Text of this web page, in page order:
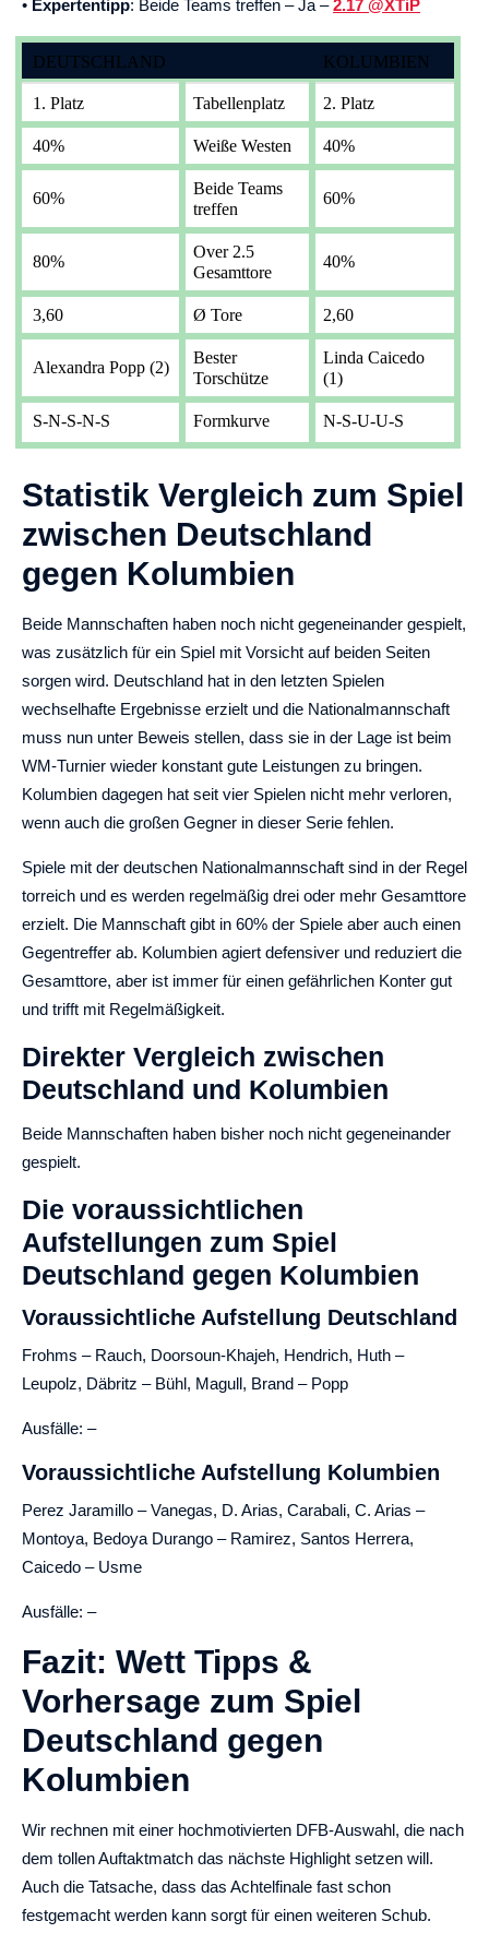
• Expertentipp: Beide Teams treffen – Ja –2.17 @XTiP
DEUTSCHLAND KOLUMBIEN
1. Platz Tabellenplatz 2. Platz
40% Weiße Westen 40%
60%
Beide Teams
treffen
60%
80%
Over 2.5
Gesamttore
40%
3,60 Ø Tore 2,60
Alexandra Popp (2)
Bester
Torschütze
Linda Caicedo
(1)
S-N-S-N-S Formkurve N-S-U-U-S
Statistik Vergleich zum Spiel
zwischen Deutschland
gegen Kolumbien
Beide Mannschaften haben noch nicht gegeneinander gespielt,
was zusätzlich für ein Spiel mit Vorsicht auf beiden Seiten
sorgen wird. Deutschland hat in den letzten Spielen
wechselhafte Ergebnisse erzielt und die Nationalmannschaft
muss nun unter Beweis stellen, dass sie in der Lage ist beim
WM-Turnier wieder konstant gute Leistungen zu bringen.
Kolumbien dagegen hat seit vier Spielen nicht mehr verloren,
wenn auch die großen Gegner in dieser Serie fehlen.
Spiele mit der deutschen Nationalmannschaft sind in der Regel
torreich und es werden regelmäßig drei oder mehr Gesamttore
erzielt. Die Mannschaft gibt in 60% der Spiele aber auch einen
Gegentreffer ab. Kolumbien agiert defensiver und reduziert die
Gesamttore, aber ist immer für einen gefährlichen Konter gut
und trifft mit Regelmäßigkeit.
Direkter Vergleich zwischen
Deutschland und Kolumbien
Beide Mannschaften haben bisher noch nicht gegeneinander
gespielt.
Die voraussichtlichen
Aufstellungen zum Spiel
Deutschland gegen Kolumbien
Voraussichtliche Aufstellung Deutschland
Frohms – Rauch, Doorsoun-Khajeh, Hendrich, Huth –
Leupolz, Däbritz – Bühl, Magull, Brand – Popp
Ausfälle: –
Voraussichtliche Aufstellung Kolumbien
Perez Jaramillo – Vanegas, D. Arias, Carabali, C. Arias –
Montoya, Bedoya Durango – Ramirez, Santos Herrera,
Caicedo – Usme
Ausfälle: –
Fazit: Wett Tipps &
Vorhersage zum Spiel
Deutschland gegen
Kolumbien
Wir rechnen mit einer hochmotivierten DFB-Auswahl, die nach
dem tollen Auftaktmatch das nächste Highlight setzen will.
Auch die Tatsache, dass das Achtelfinale fast schon
festgemacht werden kann sorgt für einen weiteren Schub.